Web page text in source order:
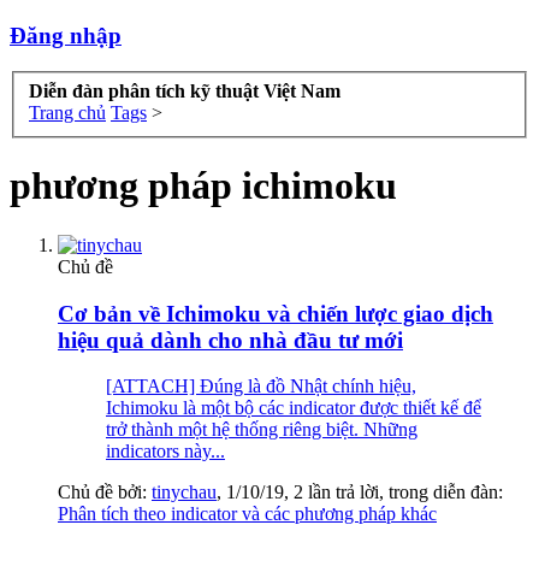
Đăng nhập
Diễn đàn phân tích kỹ thuật Việt Nam
Trang chủ Tags >
phương pháp ichimoku
Chủ đề
Cơ bản về Ichimoku và chiến lược giao dịch
hiệu quả dành cho nhà đầu tư mới
[ATTACH] Đúng là đồ Nhật chính hiệu,
Ichimoku là một bộ các indicator được thiết kế để
trở thành một hệ thống riêng biệt. Những
indicators này...
Chủ đề bởi: tinychau, 1/10/19, 2 lần trả lời, trong diễn đàn:
Phân tích theo indicator và các phương pháp khác